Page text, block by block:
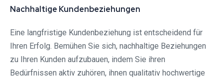
Nachhaltige Kundenbeziehungen
Eine langfristige Kundenbeziehung ist entscheidend für
Ihren Erfolg. Bemühen Sie sich, nachhaltige Beziehungen
zu Ihren Kunden aufzubauen, indem Sie ihren
Bedürfnissen aktiv zuhören, ihnen qualitativ hochwertige